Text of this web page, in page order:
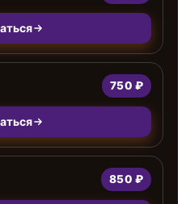
750 ₽
850 ₽